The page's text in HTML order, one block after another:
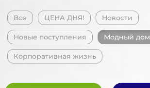
Все ЦЕНА ДНЯ! Новости
Новые поступления Модный дом
Корпоративная жизнь